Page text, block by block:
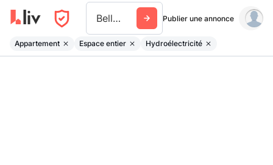
Bellevue Wa Publier une annonce
Appartement Espace entier Hydroélectricité